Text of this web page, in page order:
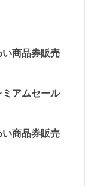
商品券販売
アムセール
商品券販売